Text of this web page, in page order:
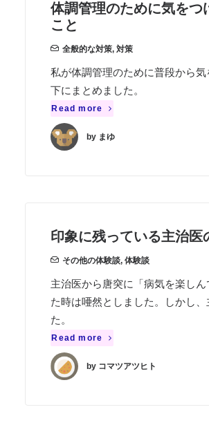
体調管理のために気をつ
こと
全般的な対策, 対策
私が体調管理のために普段から
下にまとめました。
Read more
by まゆ
印象に残っている主治医
その他の体験談, 体験談
主治医から唐突に「病気を楽し
た時は唖然としました。しかし
た。
Read more
by コマツアツヒト